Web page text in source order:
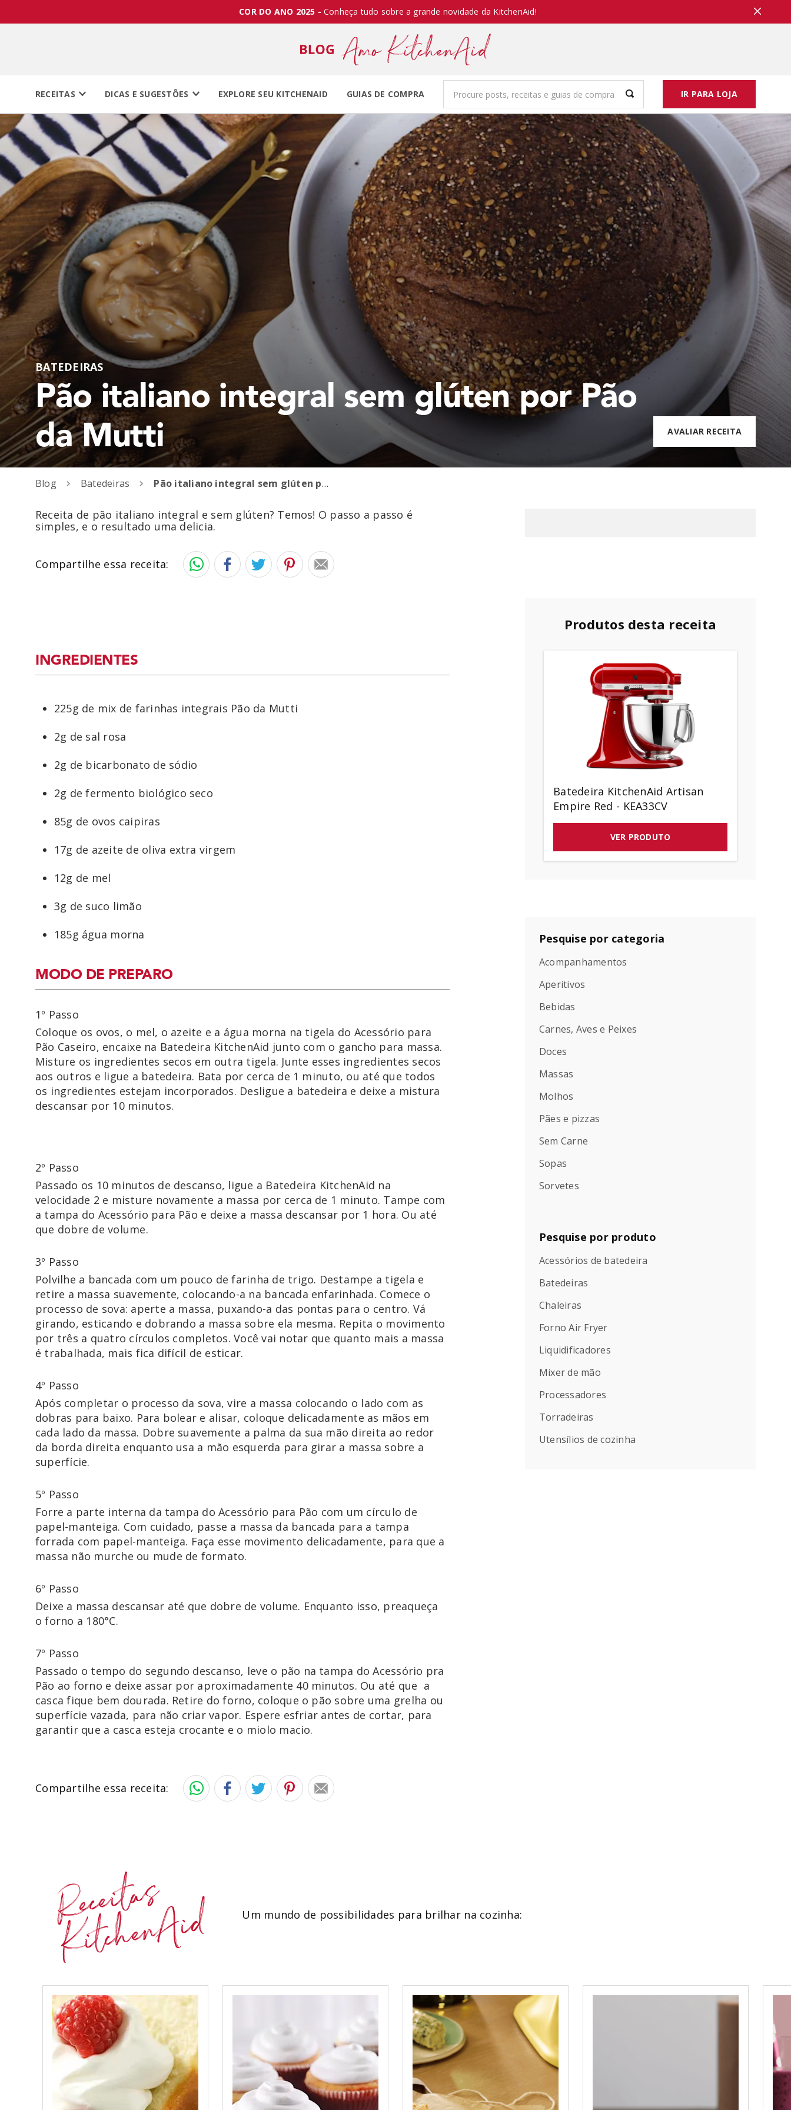
COR DO ANO 2025 - Conheça tudo sobre a grande novidade da KitchenAid!
RECEITAS DICAS E SUGESTÕES EXPLORE SEU KITCHENAID GUIAS DE COMPRA IR PARA LOJA
BATEDEIRAS
Pão italiano integral sem glúten por Pão
da Mutti
AVALIAR RECEITA
Blog Batedeiras Pão italiano integral sem glúten por Pão da Mutti
Receita de pão italiano integral e sem glúten? Temos! O passo a passo é
simples, e o resultado uma delicia.
Compartilhe essa receita:
INGREDIENTES
225g de mix de farinhas integrais Pão da Mutti
2g de sal rosa
2g de bicarbonato de sódio
2g de fermento biológico seco
85g de ovos caipiras
17g de azeite de oliva extra virgem
12g de mel
3g de suco limão
185g água morna
MODO DE PREPARO
1º Passo
Coloque os ovos, o mel, o azeite e a água morna na tigela do Acessório para
Pão Caseiro, encaixe na Batedeira KitchenAid junto com o gancho para massa.
Misture os ingredientes secos em outra tigela. Junte esses ingredientes secos
aos outros e ligue a batedeira. Bata por cerca de 1 minuto, ou até que todos
os ingredientes estejam incorporados. Desligue a batedeira e deixe a mistura
descansar por 10 minutos.
2º Passo
Passado os 10 minutos de descanso, ligue a Batedeira KitchenAid na
velocidade 2 e misture novamente a massa por cerca de 1 minuto. Tampe com
a tampa do Acessório para Pão e deixe a massa descansar por 1 hora. Ou até
que dobre de volume.
3º Passo
Polvilhe a bancada com um pouco de farinha de trigo. Destampe a tigela e
retire a massa suavemente, colocando-a na bancada enfarinhada. Comece o
processo de sova: aperte a massa, puxando-a das pontas para o centro. Vá
girando, esticando e dobrando a massa sobre ela mesma. Repita o movimento
por três a quatro círculos completos. Você vai notar que quanto mais a massa
é trabalhada, mais fica difícil de esticar.
4º Passo
Após completar o processo da sova, vire a massa colocando o lado com as
dobras para baixo. Para bolear e alisar, coloque delicadamente as mãos em
cada lado da massa. Dobre suavemente a palma da sua mão direita ao redor
da borda direita enquanto usa a mão esquerda para girar a massa sobre a
superfície.
5º Passo
Forre a parte interna da tampa do Acessório para Pão com um círculo de
papel-manteiga. Com cuidado, passe a massa da bancada para a tampa
forrada com papel-manteiga. Faça esse movimento delicadamente, para que a
6º Passo
Deixe a massa descansar até que dobre de volume. Enquanto isso, preaqueça
o forno a 180°C.
7º Passo
Passado o tempo do segundo descanso, leve o pão na tampa do Acessório pra
Pão ao forno e deixe assar por aproximadamente 40 minutos. Ou até que  a
casca fique bem dourada. Retire do forno, coloque o pão sobre uma grelha ou
superfície vazada, para não criar vapor. Espere esfriar antes de cortar, para
garantir que a casca esteja crocante e o miolo macio.
Compartilhe essa receita:
Produtos desta receita
Batedeira KitchenAid Artisan
Empire Red - KEA33CV
VER PRODUTO
Pesquise por categoria
Acompanhamentos
Aperitivos
Bebidas
Carnes, Aves e Peixes
Doces
Massas
Molhos
Pães e pizzas
Sem Carne
Sopas
Sorvetes
Pesquise por produto
Acessórios de batedeira
Batedeiras
Chaleiras
Forno Air Fryer
Liquidificadores
Mixer de mão
Processadores
Torradeiras
Utensílios de cozinha
Receitas
KitchenAid Um mundo de possibilidades para brilhar na cozinha: